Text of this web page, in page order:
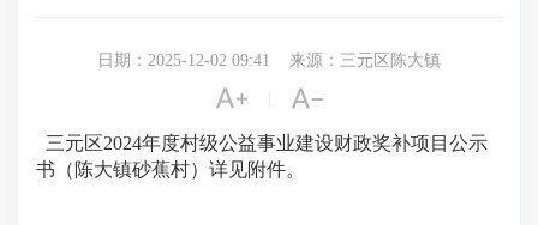
日期：2025-12-02 09:41 来源：三元区陈大镇
 
三元区2024年度村级公益事业建设财政奖补项目公示
书（陈大镇砂蕉村）详见附件。